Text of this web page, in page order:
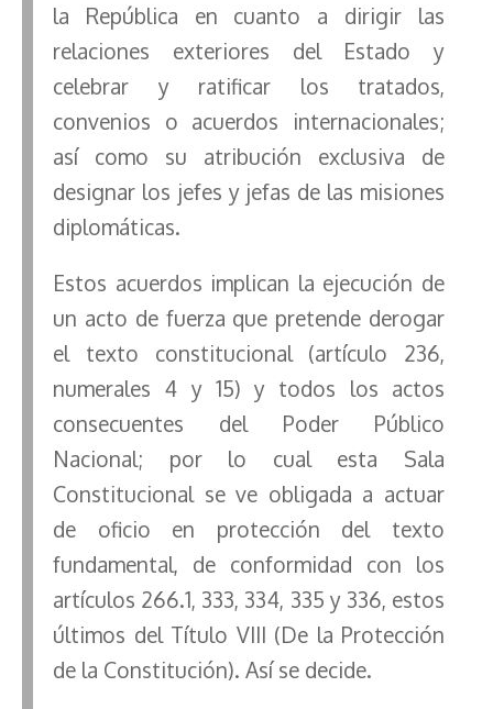
la República en cuanto a dirigir las
relaciones exteriores del Estado y
celebrar y ratificar los tratados,
convenios o acuerdos internacionales;
así como su atribución exclusiva de
designar los jefes y jefas de las misiones
diplomáticas.
Estos acuerdos implican la ejecución de
un acto de fuerza que pretende derogar
el texto constitucional (artículo 236,
numerales 4 y 15) y todos los actos
consecuentes del Poder Público
Nacional; por lo cual esta Sala
Constitucional se ve obligada a actuar
de oficio en protección del texto
fundamental, de conformidad con los
artículos 266.1, 333, 334, 335 y 336, estos
últimos del Título VIII (De la Protección
de la Constitución). Así se decide.